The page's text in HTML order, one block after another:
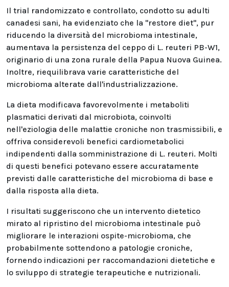
Il trial randomizzato e controllato, condotto su adulti
canadesi sani, ha evidenziato che la "restore diet", pur
riducendo la diversità del microbioma intestinale,
aumentava la persistenza del ceppo di L. reuteri PB-W1,
originario di una zona rurale della Papua Nuova Guinea.
Inoltre, riequilibrava varie caratteristiche del
microbioma alterate dall'industrializzazione.
La dieta modificava favorevolmente i metaboliti
plasmatici derivati dal microbiota, coinvolti
nell'eziologia delle malattie croniche non trasmissibili, e
offriva considerevoli benefici cardiometabolici
indipendenti dalla somministrazione di L. reuteri. Molti
di questi benefici potevano essere accuratamente
previsti dalle caratteristiche del microbioma di base e
dalla risposta alla dieta.
I risultati suggeriscono che un intervento dietetico
mirato al ripristino del microbioma intestinale può
migliorare le interazioni ospite-microbioma, che
probabilmente sottendono a patologie croniche,
fornendo indicazioni per raccomandazioni dietetiche e
lo sviluppo di strategie terapeutiche e nutrizionali.